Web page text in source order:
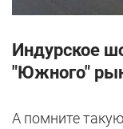
Индурское
"Южного"
А помните